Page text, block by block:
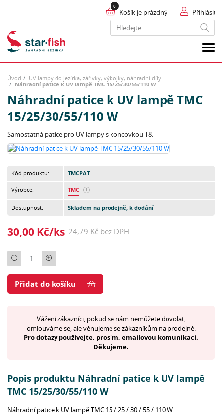
Hledat
Přihlásit
Košík je prázdný
Úvod
UV lampy do jezírka, zářivky, výbojky, náhradní díly
Náhradní patice k UV lampě TMC 15/25/30/55/110 W
Náhradní patice k UV lampě TMC
15/25/30/55/110 W
Samostatná patice pro UV lampy s koncovkou T8.
Kód produktu: TMCPAT
Výrobce: TMC
Dostupnost: Skladem na prodejně, k dodání
30,00 Kč/ks 24,79 Kč bez DPH
Počet
Přidat do košíku
Vážení zákazníci, pokud se nám nemůžete dovolat,
omlouváme se, ale věnujeme se zákazníkům na prodejně.
Pro dotazy používejte, prosím, emailovou komunikaci.
Děkujeme.
Popis produktu Náhradní patice k UV lampě
TMC 15/25/30/55/110 W
Náhradní patice k UV lampě TMC 15 / 25 / 30 / 55 / 110 W